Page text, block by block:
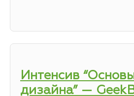
Интенсив
дизайна” —